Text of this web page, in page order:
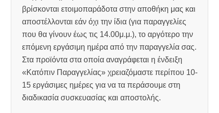
βρίσκονται ετοιμοπαράδοτα στην αποθήκη μας και
αποστέλλονται εάν όχι την ίδια (για παραγγελίες
που θα γίνουν έως τις 14.00μ.μ.), το αργότερο την
επόμενη εργάσιμη ημέρα από την παραγγελία σας.
Στα προϊόντα στα οποία αναγράφεται η ένδειξη
«Κατόπιν Παραγγελίας» χρειαζόμαστε περίπου 10-
15 εργάσιμες ημέρες για να τα περάσουμε στη
διαδικασία συσκευασίας και αποστολής.